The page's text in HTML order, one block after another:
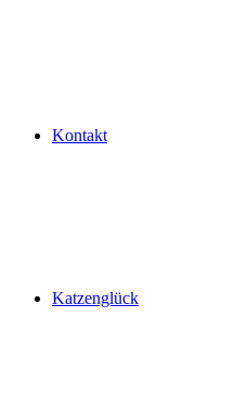
Kontakt
Katzenglück